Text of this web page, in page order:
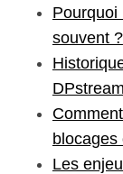
Pourquoi
souvent ?
blocages
Les